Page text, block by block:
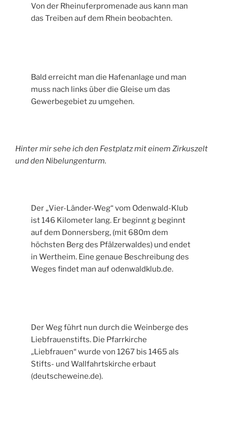
Von der Rheinuferpromenade aus kann man
das Treiben auf dem Rhein beobachten.
Bald erreicht man die Hafenanlage und man
muss nach links über die Gleise um das
Gewerbegebiet zu umgehen.
Hinter mir sehe ich den Festplatz mit einem Zirkuszelt
und den Nibelungenturm.
Der „Vier-Länder-Weg“ vom Odenwald-Klub
ist 146 Kilometer lang. Er beginnt g beginnt
auf dem Donnersberg, (mit 680m dem
höchsten Berg des Pfälzerwaldes) und endet
in Wertheim. Eine genaue Beschreibung des
Weges findet man auf odenwaldklub.de.
Der Weg führt nun durch die Weinberge des
Liebfrauenstifts. Die Pfarrkirche
„Liebfrauen“ wurde von 1267 bis 1465 als
Stifts- und Wallfahrtskirche erbaut
(deutscheweine.de).